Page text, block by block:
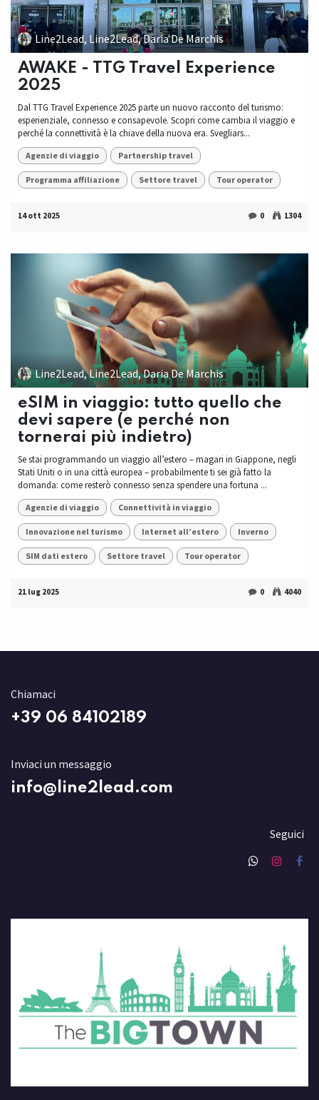
Line2Lead, Line2Lead, Daria De Marchis
AWAKE - TTG Travel Experience
2025
Dal TTG Travel Experience 2025 parte un nuovo racconto del turismo:
esperienziale, connesso e consapevole. Scopri come cambia il viaggio e
perché la connettività è la chiave della nuova era. Svegliars...
Agenzie di viaggio Partnership travel
Programma affiliazione Settore travel Tour operator
14 ott 2025 0 1304
Line2Lead, Line2Lead, Daria De Marchis
eSIM in viaggio: tutto quello che
devi sapere (e perché non
tornerai più indietro)
Se stai programmando un viaggio all’estero – magari in Giappone, negli
Stati Uniti o in una città europea – probabilmente ti sei già fatto la
domanda: come resterò connesso senza spendere una fortuna ...
Agenzie di viaggio Connettività in viaggio
Innovazione nel turismo Internet all’estero Inverno
SIM dati estero Settore travel Tour operator
21 lug 2025 0 4040
Chiamaci
+39 06 84102189
Inviaci un messaggio
info@line2lead.com
Seguici